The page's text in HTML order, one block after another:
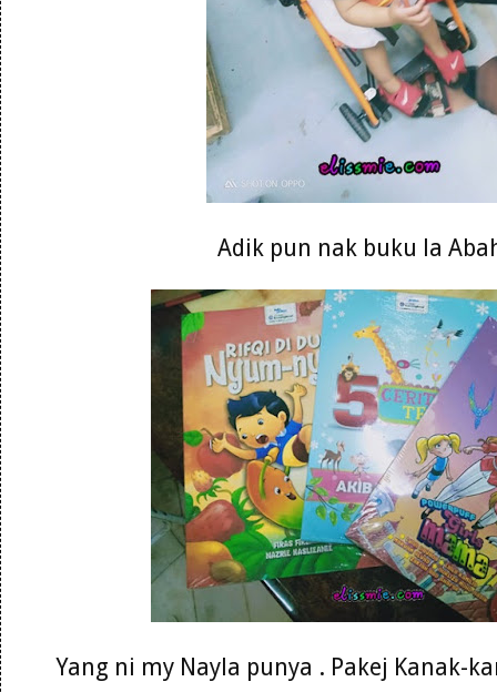
Adik pun nak buku la
Yang ni my Nayla punya . Pakej Kanak-